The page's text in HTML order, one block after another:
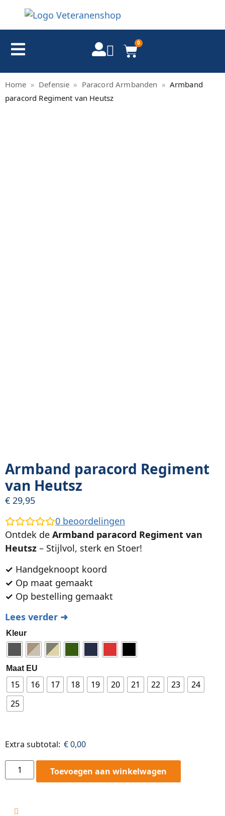
0
Home » Defensie » Paracord Armbanden » Armband
paracord Regiment van Heutsz
Armband paracord Regiment
van Heutsz
€ 29,95
0 beoordelingen
Ontdek de Armband paracord Regiment van
Heutsz – Stijlvol, sterk en Stoer!
✓ Handgeknoopt koord
✓ Op maat gemaakt
✓ Op bestelling gemaakt
Lees verder ➜
Kleur
Maat EU
15 16 17 18 19 20 21 22 23
24
25
Extra subtotal: €0,00
Toevoegen aan winkelwagen